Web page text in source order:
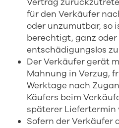
für den Verkäufer
oder unzumutbar, so
berechtigt, ganz
entschädigungslos
Der Verkäufer gerät
Mahnung in Verzug,
Werktage nach
Käufers beim
späterer Liefertermin
Sofern der Verkäufer